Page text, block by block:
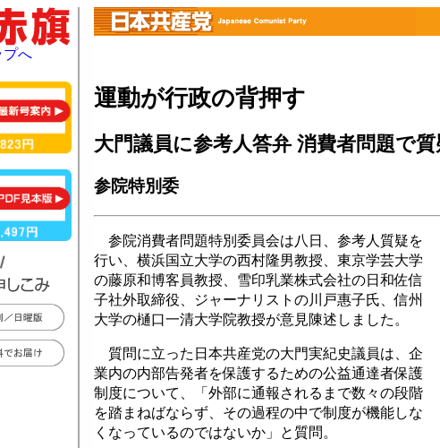
運動が行政の背押す
大門議員に参考人答弁 消費者問題で質
参院特別委
参院消費者問題特別委員会は八日、参考人質疑を
行い、横浜国立大学の西村隆男教授、東京学芸大学
の藤原和博客員教授、雪印乳業株式会社の日和佐信
子社外取締役、ジャーナリストの川戸惠子氏、信州
大学の樋口一清大学院教授が意見陳述しました。
質問に立った日本共産党の大門実紀史議員は、企
業内の内部告発者を保護するための公益通達者保護
制度について、「外部に通報されるまで数々の段階
を踏まねばならず、その過程の中で制度が機能しな
くなっているのではないか」と質問。
プへ